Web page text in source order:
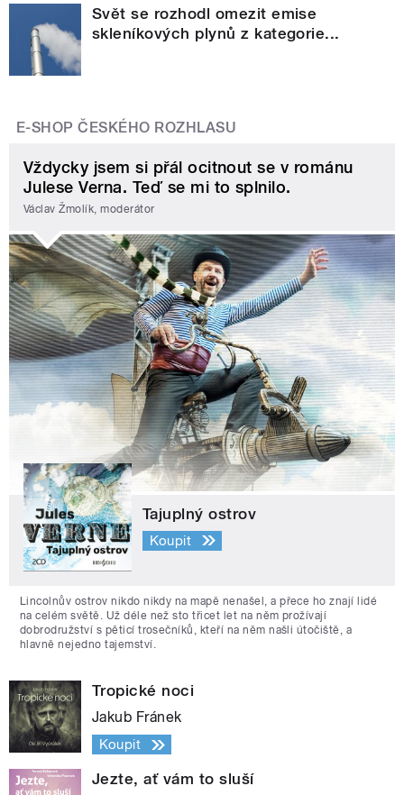
Svět se rozhodl omezit emise
skleníkových plynů z kategorie...
E-SHOP ČESKÉHO ROZHLASU
Vždycky jsem si přál ocitnout se v románu
Julese Verna. Teď se mi to splnilo.
Václav Žmolík, moderátor
Tajuplný ostrov
Koupit
Lincolnův ostrov nikdo nikdy na mapě nenašel, a přece ho znají lidé
na celém světě. Už déle než sto třicet let na něm prožívají
dobrodružství s pěticí trosečníků, kteří na něm našli útočiště, a
hlavně nejedno tajemství.
Tropické noci
Jakub Fránek
Koupit
Jezte, ať vám to sluší